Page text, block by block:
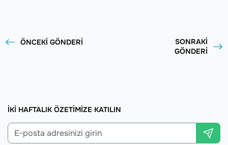
ÖNCEKI GÖNDERI
SONRAKI
GÖNDERI
İKI HAFTALIK ÖZETIMIZE KATILIN